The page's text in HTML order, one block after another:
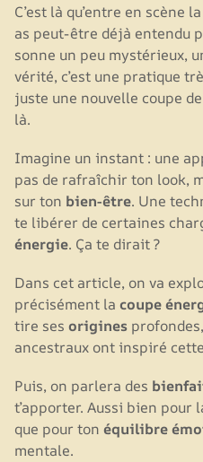
C’est là qu’entre en scène la
as peut-être déjà entendu
sonne un peu mystérieux,
vérité, c’est une pratique
juste une nouvelle coupe de
là.
Imagine un instant : une
pas de rafraîchir ton look,
sur ton bien-être. Une
te libérer de certaines
énergie. Ça te dirait ?
Dans cet article, on va
précisément la coupe
tire ses origines
ancestraux ont inspiré
Puis, on parlera des
t’apporter. Aussi bien pour
que pour ton équilibre
mentale.